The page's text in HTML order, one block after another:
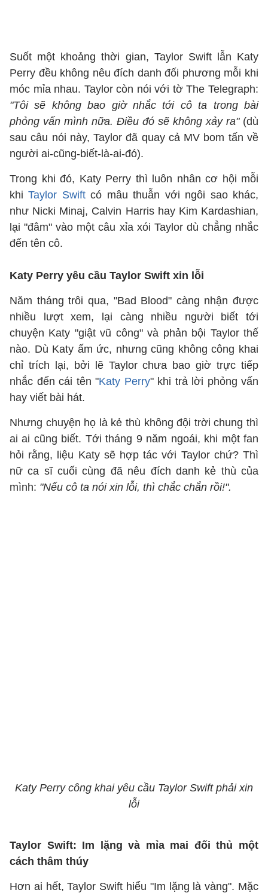
Suốt một khoảng thời gian, Taylor Swift lẫn Katy
Perry đều không nêu đích danh đối phương mỗi khi
móc mỉa nhau. Taylor còn nói với tờ The Telegraph:
"Tôi sẽ không bao giờ nhắc tới cô ta trong bài
phỏng vấn mình nữa. Điều đó sẽ không xảy ra" (dù
sau câu nói này, Taylor đã quay cả MV bom tấn về
người ai-cũng-biết-là-ai-đó).
Trong khi đó, Katy Perry thì luôn nhân cơ hội mỗi
khiTaylor Swiftcó mâu thuẫn với ngôi sao khác,
như Nicki Minaj, Calvin Harris hay Kim Kardashian,
lại "đâm" vào một câu xỉa xói Taylor dù chẳng nhắc
đến tên cô.
Katy Perry yêu cầu Taylor Swift xin lỗi
Năm tháng trôi qua, "Bad Blood" càng nhận được
nhiều lượt xem, lại càng nhiều người biết tới
chuyện Katy "giật vũ công" và phản bội Taylor thế
nào. Dù Katy ấm ức, nhưng cũng không công khai
chỉ trích lại, bởi lẽ Taylor chưa bao giờ trực tiếp
nhắc đến cái tên "Katy Perry" khi trả lời phỏng vấn
hay viết bài hát.
Nhưng chuyện họ là kẻ thù không đội trời chung thì
ai ai cũng biết. Tới tháng 9 năm ngoái, khi một fan
hỏi rằng, liệu Katy sẽ hợp tác với Taylor chứ? Thì
nữ ca sĩ cuối cùng đã nêu đích danh kẻ thù của
mình: "Nếu cô ta nói xin lỗi, thì chắc chắn rồi!".
Katy Perry công khai yêu cầu Taylor Swift phải xin
lỗi
Taylor Swift: Im lặng và mỉa mai đối thủ một
cách thâm thúy
Hơn ai hết, Taylor Swift hiểu "Im lặng là vàng". Mặc